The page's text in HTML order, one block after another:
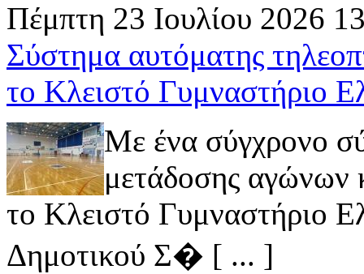
Πέμπτη 23 Ιουλίου 2026
Σύστημα αυτόματης
το Κλειστό Γυμναστήριο
Με ένα σύγχρονο
μετάδοσης αγώνων
το Κλειστό Γυμναστήριο
Δημοτικού Σ� [ ... ]